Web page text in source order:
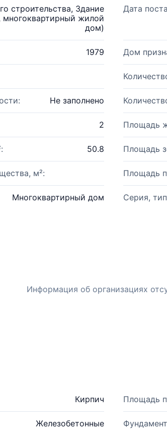
строительства, Здание
жилой
дом)
Дата
1979 Дом
Не заполнено
2 Площадь
50.8 Площадь
м²: Площадь
Многоквартирный дом Серия,
Информация об организациях
Кирпич Площадь
Железобетонные